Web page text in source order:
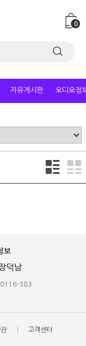
0
자유게시판 오디오정
보
덕남
383
고객센터